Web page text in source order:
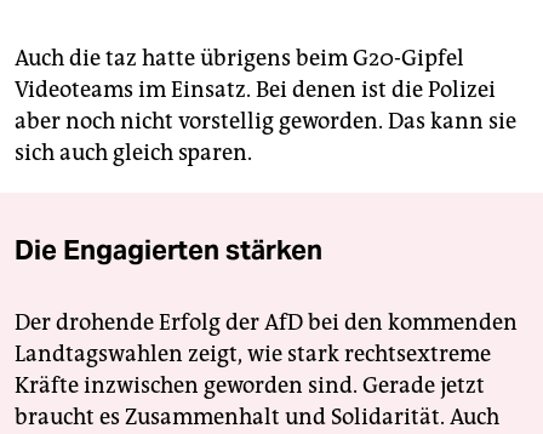
Auch die taz hatte übrigens beim G20-Gipfel
Videoteams im Einsatz. Bei denen ist die Polizei
aber noch nicht vorstellig geworden. Das kann sie
sich auch gleich sparen.
Die Engagierten stärken
Der drohende Erfolg der AfD bei den kommenden
Landtagswahlen zeigt, wie stark rechtsextreme
Kräfte inzwischen geworden sind. Gerade jetzt
braucht es Zusammenhalt und Solidarität. Auch